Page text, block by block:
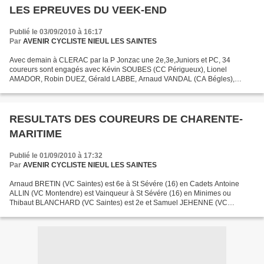
LES EPREUVES DU VEEK-END
Publié le 03/09/2010 à 16:17
Par AVENIR CYCLISTE NIEUL LES SAINTES
Avec demain à CLERAC par la P Jonzac une 2e,3e,Juniors et PC, 34
coureurs sont engagés avec Kévin SOUBES (CC Périgueux), Lionel
AMADOR, Robin DUEZ, Gérald LABBE, Arnaud VANDAL (CA Bégles),
RESULTATS DES COUREURS DE CHARENTE-
MARITIME
Publié le 01/09/2010 à 17:32
Par AVENIR CYCLISTE NIEUL LES SAINTES
Arnaud BRETIN (VC Saintes) est 6e à St Sévére (16) en Cadets Antoine
ALLIN (VC Montendre) est Vainqueur à St Sévére (16) en Minimes ou
Thibaut BLANCHARD (VC Saintes) est 2e et Samuel JEHENNE (VC